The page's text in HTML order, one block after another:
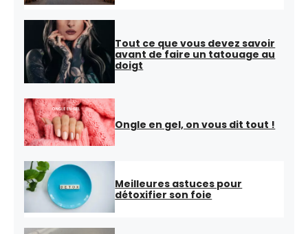
Tout ce que vous devez savoir
avant de faire un tatouage au
doigt
Ongle en gel, on vous dit tout !
Meilleures astuces pour
détoxifier son foie